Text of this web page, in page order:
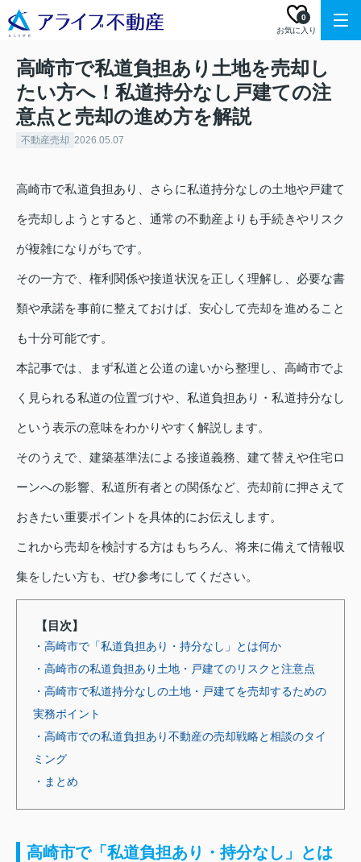
お気に入り
0
高崎市で私道負担あり土地を売却し
たい方へ！私道持分なし戸建ての注
意点と売却の進め方を解説
不動産売却 2026.05.07
高崎市で私道負担あり、さらに私道持分なしの土地や戸建て
を売却しようとすると、通常の不動産よりも手続きやリスク
が複雑になりがちです。
その一方で、権利関係や接道状況を正しく理解し、必要な書
類や承諾を事前に整えておけば、安心して売却を進めること
も十分可能です。
本記事では、まず私道と公道の違いから整理し、高崎市でよ
く見られる私道の位置づけや、私道負担あり・私道持分なし
という表示の意味をわかりやすく解説します。
そのうえで、建築基準法による接道義務、建て替えや住宅ロ
ーンへの影響、私道所有者との関係など、売却前に押さえて
おきたい重要ポイントを具体的にお伝えします。
これから売却を検討する方はもちろん、将来に備えて情報収
集をしたい方も、ぜひ参考にしてください。
【目次】
・高崎市で「私道負担あり・持分なし」とは何か
・高崎市の私道負担あり土地・戸建てのリスクと注意点
・高崎市で私道持分なしの土地・戸建てを売却するための
実務ポイント
・高崎市での私道負担あり不動産の売却戦略と相談のタイ
ミング
・まとめ
高崎市で「私道負担あり・持分なし」とは